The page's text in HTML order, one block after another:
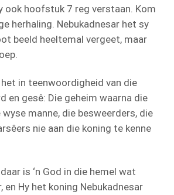
ook hoofstuk 7 reg verstaan. Kom
herhaling. Nebukadnesar het sy
beeld heeltemal vergeet, maar
het in teenwoordigheid van die
en gesê: Die geheim waarna die
wyse manne, die besweerders, die
nie aan die koning te kenne
is ‘n God in die hemel wat
en Hy het koning Nebukadnesar